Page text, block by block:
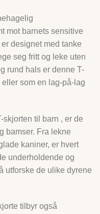
mot barnets sensitive
designet med tanke
seg fritt og leke uten
rund hals er denne T-
som en lag-på-lag
skjorten til barn , er de
bamser. Fra lekne
kaniner, er hvert
underholdende og
utforske de ulike dyrene
tilbyr også